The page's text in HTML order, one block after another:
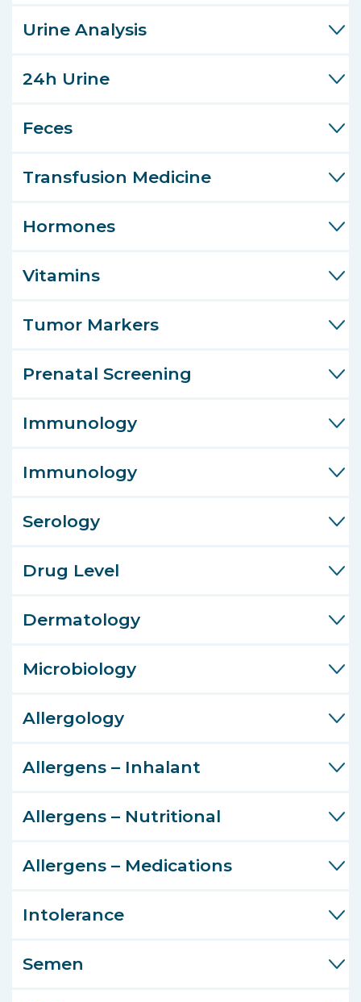
Urine Analysis
24h Urine
Feces
Transfusion Medicine
Hormones
Vitamins
Tumor Markers
Prenatal Screening
Immunology
Immunology
Serology
Drug Level
Dermatology
Microbiology
Allergology
Allergens – Inhalant
Allergens – Nutritional
Allergens – Medications
Intolerance
Semen